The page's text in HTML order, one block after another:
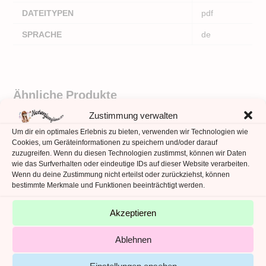
Zustimmung verwalten
Um dir ein optimales Erlebnis zu bieten, verwenden wir Technologien wie
Cookies, um Geräteinformationen zu speichern und/oder darauf
zuzugreifen. Wenn du diesen Technologien zustimmst, können wir Daten
wie das Surfverhalten oder eindeutige IDs auf dieser Website verarbeiten.
Wenn du deine Zustimmung nicht erteilst oder zurückziehst, können
bestimmte Merkmale und Funktionen beeinträchtigt werden.
Akzeptieren
Ablehnen
DATEITYPEN
pdf
SPRACHE
de
Ähnliche Produkte